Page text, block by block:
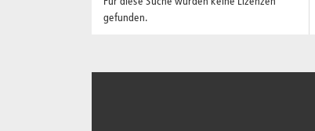
gefunden.